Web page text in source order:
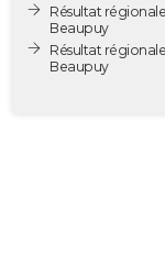
Destinations
City break
Voyage nature
Voyage de noces
Forum
PHOTO
GUIDES D'ACHAT
Résultat régionale
Beaupuy
Résultat régionale
Beaupuy